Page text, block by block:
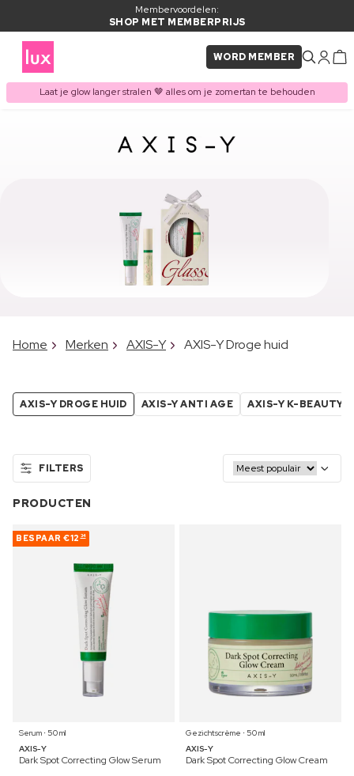
Membervoordelen:
SHOP MET MEMBERPRIJS
WORD MEMBER
Laat je glow langer stralen 🤎 alles om je zomertan te behouden
Home Merken AXIS-Y AXIS-Y Droge huid
AXIS-Y DROGE HUID AXIS-Y ANTI AGE AXIS-Y K-BEAUTY
FILTERS
PRODUCTEN
BESPAAR €12 34
Serum ⋅ 50 ml
AXIS-Y
Dark Spot Correcting Glow Serum
Gezichtscrème ⋅ 50 ml
AXIS-Y
Dark Spot Correcting Glow Cream